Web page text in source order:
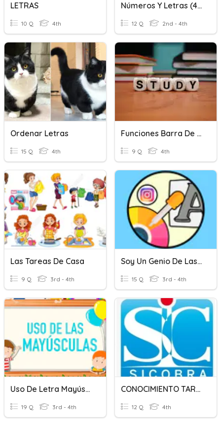
LETRAS
10 Q 4th
Números Y Letras (4o)
12 Q 2nd - 4th
Ordenar Letras
15 Q 4th
Funciones Barra De Tareas
9 Q 4th
Las Tareas De Casa
9 Q 3rd - 4th
Soy Un Genio De Las Letras
15 Q 3rd - 4th
Uso De Letra Mayúscula
19 Q 3rd - 4th
CONOCIMIENTO TARJETA ALIA
12 Q 4th